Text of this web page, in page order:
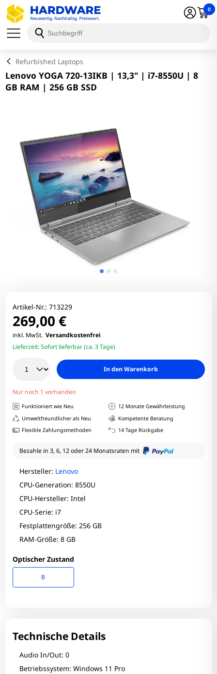
0
Refurbished Laptops
Lenovo YOGA 720-13IKB | 13,3" | i7-8550U | 8
GB RAM | 256 GB SSD
Artikel-Nr.: 713229
269,00 €
inkl. MwSt. Versandkostenfrei
Lieferzeit:Sofort lieferbar (ca. 3 Tage)
In den Warenkorb
Nur noch 1 vorhanden
Funktioniert wie Neu
12 Monate Gewährleistung
Umweltfreundlicher als Neu
Kompetente Beratung
Flexible Zahlungsmethoden
14 Tage Rückgabe
Bezahle in 3, 6, 12 oder 24 Monatsraten mit
Hersteller: Lenovo
CPU-Generation: 8550U
CPU-Hersteller: Intel
CPU-Serie: i7
Festplattengröße: 256 GB
RAM-Größe: 8 GB
Optischer Zustand
B
Technische Details
Audio In/Out: 0
Betriebssystem: Windows 11 Pro
Schließen